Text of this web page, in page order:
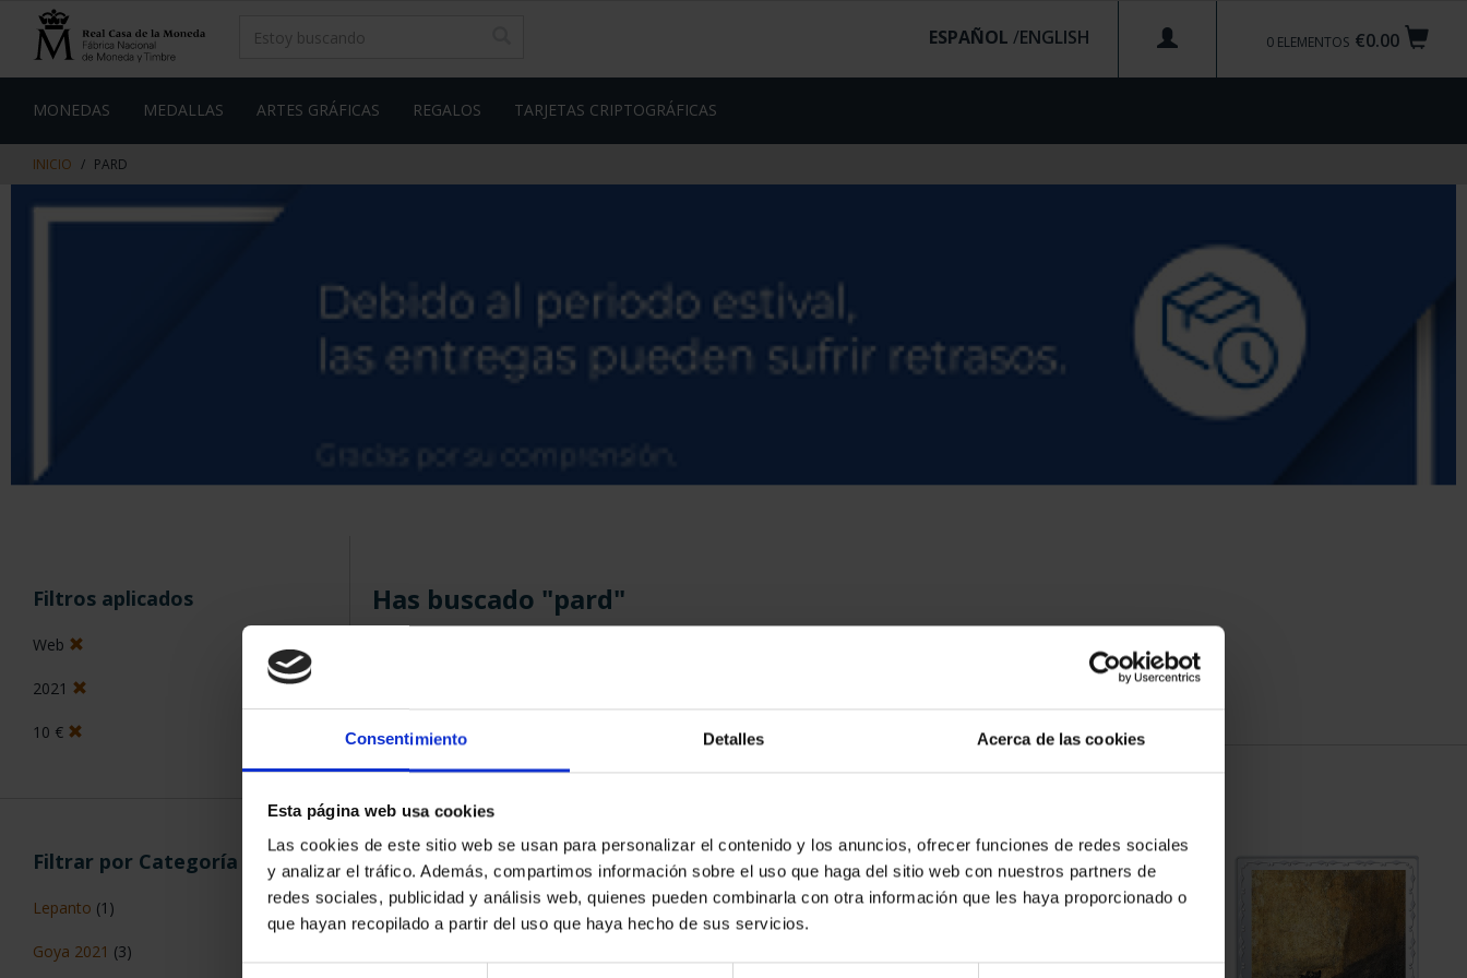
Consentimiento Detalles Acerca de las cookies
Esta página web usa cookies
Las cookies de este sitio web se usan para personalizar el contenido y los anuncios, ofrecer funciones de redes sociales
y analizar el tráfico. Además, compartimos información sobre el uso que haga del sitio web con nuestros partners de
redes sociales, publicidad y análisis web, quienes pueden combinarla con otra información que les haya proporcionado o
que hayan recopilado a partir del uso que haya hecho de sus servicios.
contenido
de
€0.00
0 ELEMENTOS
ESPAÑOL /
MONEDAS MEDALLAS ARTES GRÁFICAS REGALOS TARJETAS CRIPTOGRÁFICAS
INICIO PARD
Filtros aplicados
Web
2021
10 €
Filtrar por Categoría
Lepanto (1)
Goya 2021 (3)
Has buscado "pard"